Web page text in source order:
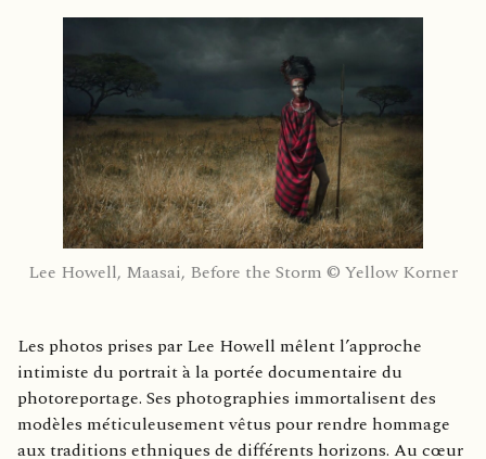
Lee Howell, Maasai, Before the Storm © Yellow Korner
Les photos prises par Lee Howell mêlent l’approche
intimiste du portrait à la portée documentaire du
photoreportage. Ses photographies immortalisent des
modèles méticuleusement vêtus pour rendre hommage
aux traditions ethniques de différents horizons. Au cœur